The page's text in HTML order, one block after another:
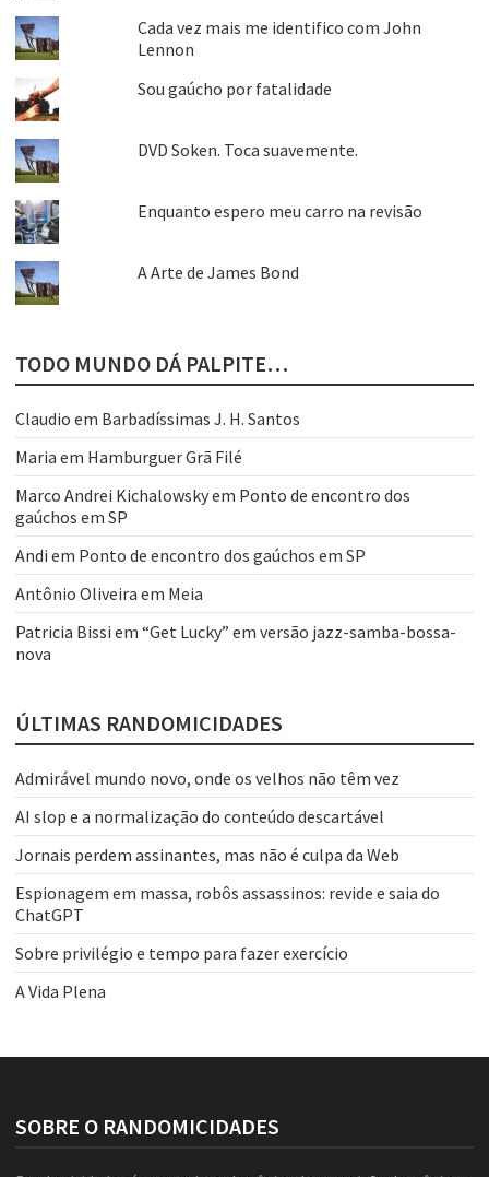
Cada vez mais me identifico com John
Lennon
Sou gaúcho por fatalidade
DVD Soken. Toca suavemente.
Enquanto espero meu carro na revisão
A Arte de James Bond
TODO MUNDO DÁ PALPITE…
Claudio em Barbadíssimas J. H. Santos
Maria em Hamburguer Grã Filé
Marco Andrei Kichalowskyem Ponto de encontro dos
gaúchos em SP
Andi em Ponto de encontro dos gaúchos em SP
Antônio Oliveira em Meia
Patricia Bissi em “Get Lucky” em versão jazz-samba-bossa-
nova
ÚLTIMAS RANDOMICIDADES
Admirável mundo novo, onde os velhos não têm vez
AI slop e a normalização do conteúdo descartável
Jornais perdem assinantes, mas não é culpa da Web
Espionagem em massa, robôs assassinos: revide e saia do
ChatGPT
Sobre privilégio e tempo para fazer exercício
A Vida Plena
SOBRE O RANDOMICIDADES